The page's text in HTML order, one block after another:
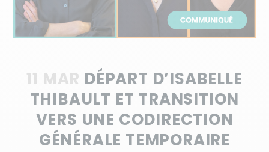
11 MAR DÉPART D’ISABELLE
THIBAULT ET TRANSITION
VERS UNE CODIRECTION
GÉNÉRALE TEMPORAIRE